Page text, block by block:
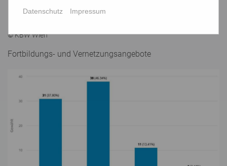
© KBW Wien
Fortbildungs- und Vernetzungsangebote
Datenschutz Impressum